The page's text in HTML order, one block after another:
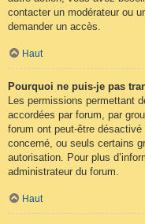
contacter un modérateur ou
demander un accès.
Haut
Pourquoi ne puis-je pas
Les permissions permettant
accordées par forum, par
forum ont peut-être
concerné, ou seuls certains
autorisation. Pour plus
administrateur du forum.
Haut